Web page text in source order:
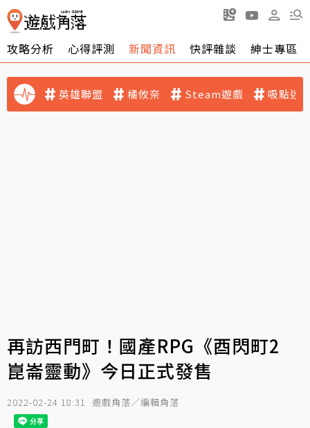
攻略分析 心得評測 新聞資訊 快評雜談 紳士專區
英雄聯盟 橘攸奈 Steam遊戲 吸點迷
再訪西門町！國產RPG《酉閃町2
崑崙靈動》今日正式發售
2022-02-24 18:31 遊戲角落／編輯角落